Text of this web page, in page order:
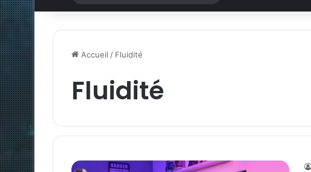
Accueil / Fluidité
Fluidité